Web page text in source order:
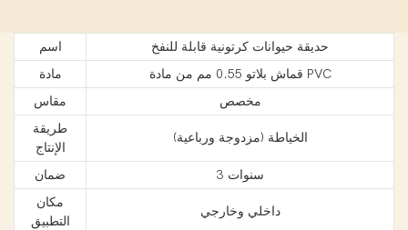
اسم
حديقة حيوانات كرتونية قابلة للنفخ
مادة
قماش بلاتو 0.55 مم من مادة PVC
مقاس
مخصص
طريقة
الإنتاج
الخياطة (مزدوجة ورباعية)
ضمان
3 سنوات
مكان
التطبيق
داخلي وخارجي